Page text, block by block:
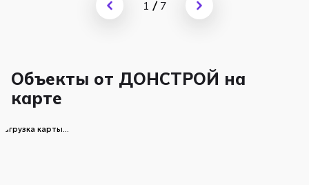
1 / 7
Объекты от ДОНСТРОЙ на
карте
загрузка карты...